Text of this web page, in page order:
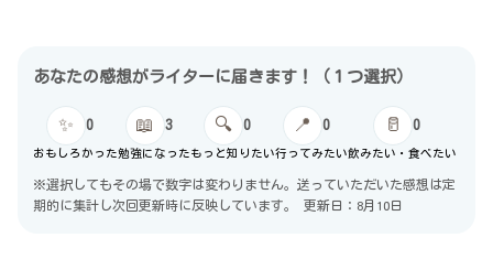
あなたの感想がライターに届きます！（１つ選択）
✨ 0
おもしろかった
📖 3
勉強になった
🔍 0
もっと知りたい
📍 0
行ってみたい
🥛 0
飲みたい・食べたい
※選択してもその場で数字は変わりません。送っていただいた感想は定
期的に集計し次回更新時に反映しています。
更新日：8月10日